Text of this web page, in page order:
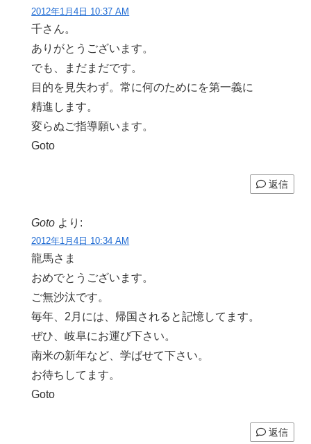
2012年1月4日 10:37 AM
千さん。
ありがとうございます。
でも、まだまだです。
目的を見失わず。常に何のためにを第一義に
精進します。
変らぬご指導願います。
Goto
返信
Goto より:
2012年1月4日 10:34 AM
龍馬さま
おめでとうございます。
ご無沙汰です。
毎年、2月には、帰国されると記憶してます。
ぜひ、岐阜にお運び下さい。
南米の新年など、学ばせて下さい。
お待ちしてます。
Goto
返信